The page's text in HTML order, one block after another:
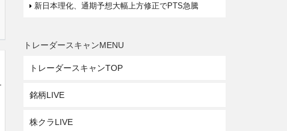
新日本理化、通期予想大幅上方修正でPTS急騰
トレーダースキャンMENU
トレーダースキャンTOP
銘柄LIVE
株クラLIVE